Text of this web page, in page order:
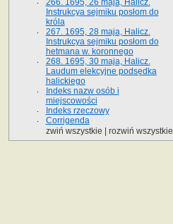
266. 1695, 26 maja, Halicz.
Instrukcya sejmiku posłom do
króla
267. 1695, 28 maja, Halicz.
Instrukcya sejmiku posłom do
hetmana w. koronnego
268. 1695, 30 maja, Halicz.
Laudum elekcyjne podsędka
halickiego
Indeks nazw osób i
miejscowości
Indeks rzeczowy
Corrigenda
zwiń wszystkie
rozwiń wszystkie